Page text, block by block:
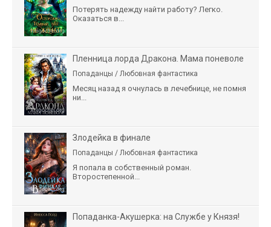
Потерять надежду найти работу? Легко.
Оказаться в...
Пленница лорда Дракона. Мама поневоле
Попаданцы / Любовная фантастика
Месяц назад я очнулась в лечебнице, не помня
ни...
Злодейка в финале
Попаданцы / Любовная фантастика
Я попала в собственный роман.
Второстепенной...
Попаданка-Акушерка: на Службе у Князя!